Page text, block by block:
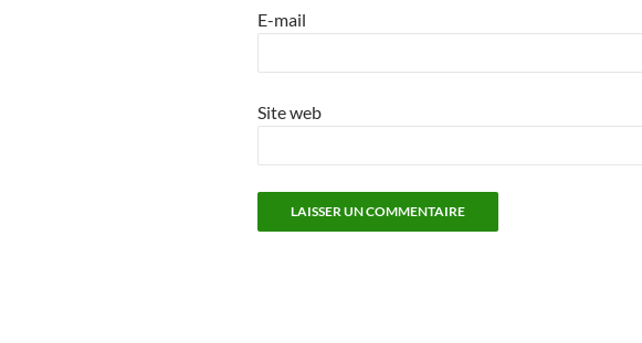
E-mail
Site web